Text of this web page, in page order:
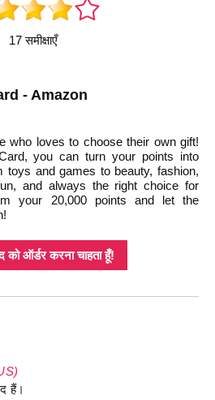
17 समीक्षाएँ
- Amazon
who loves to choose their own gift!
you can turn your points into
toys and games to beauty, fashion,
and always the right choice for
your 20,000 points and let the
को ऑर्डर करना चाहता हूँ!
हैं।